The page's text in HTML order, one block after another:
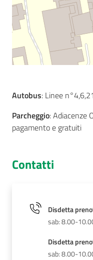
Seguici
su
Autobus: Linee n°4,6,21
Parcheggio: Adiacenze
pagamento e gratuiti
Contatti
Disdetta
sab: 8.00-
Disdetta
sab: 8.00-